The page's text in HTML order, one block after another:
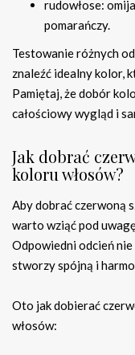
rudowłose:
pomarańczy.
Testowanie różnych
znaleźć idealny kolor,
Pamiętaj, że dobór
całościowy wygląd i
Jak dobrać
koloru włosów?
Aby dobrać czerwoną
warto wziąć pod
Odpowiedni odcień
stworzy spójną i
Oto jak dobierać
włosów: